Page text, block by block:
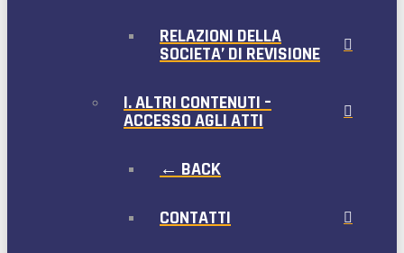
RELAZIONI DELLA
SOCIETA’ DI REVISIONE
I. ALTRI CONTENUTI –
ACCESSO AGLI ATTI
← BACK
CONTATTI